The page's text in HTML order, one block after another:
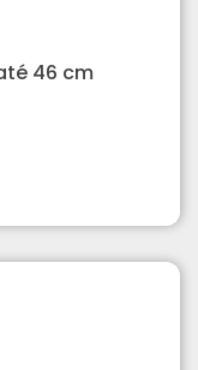
46 cm